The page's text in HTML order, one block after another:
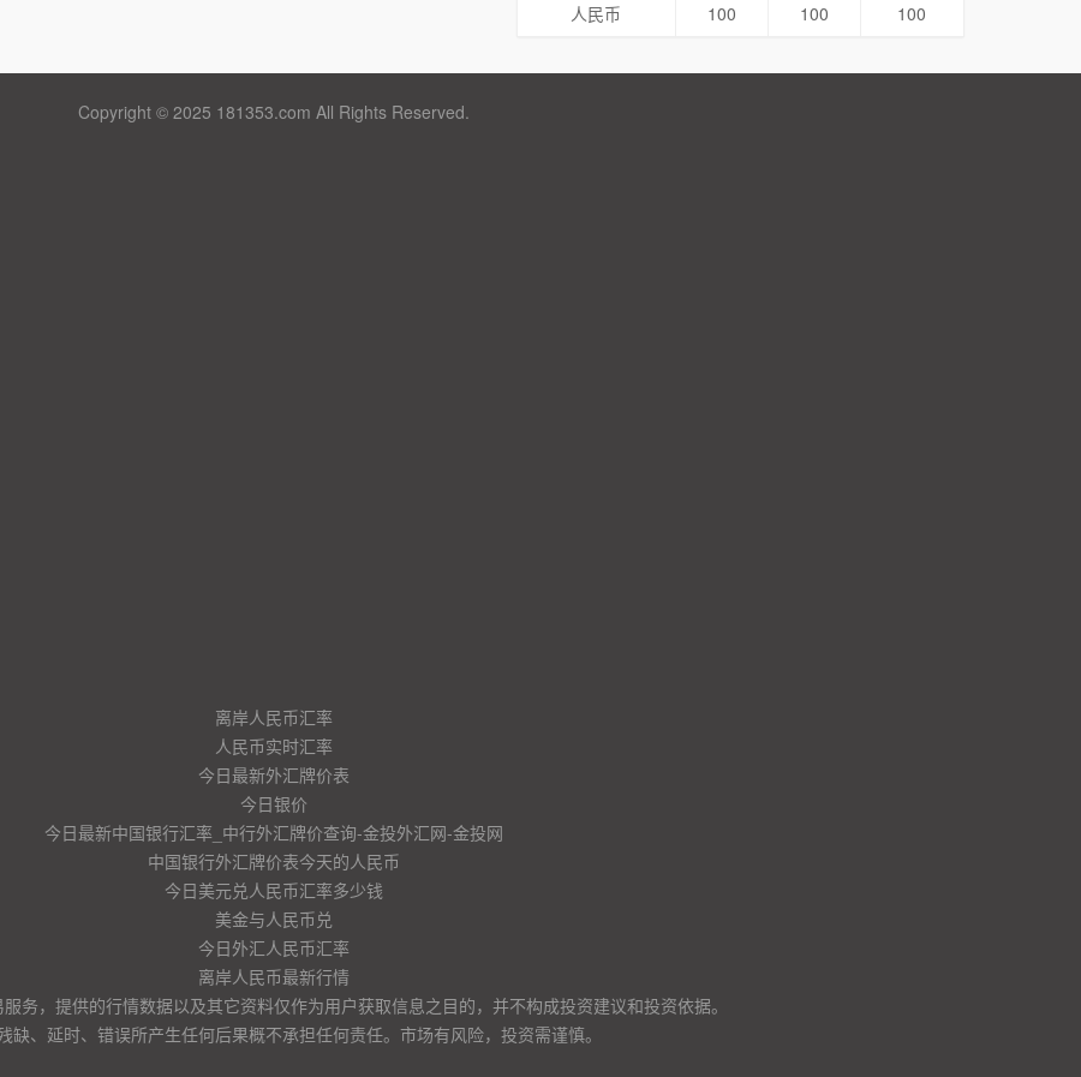
人民币
100 100 100
Copyright © 2025 181353.com All Rights Reserved.
离岸人民币汇率
人民币实时汇率
今日最新外汇牌价表
今日银价
今日最新中国银行汇率_中行外汇牌价查询-金投外汇网-金投网
中国银行外汇牌价表今天的人民币
今日美元兑人民币汇率多少钱
美金与人民币兑
今日外汇人民币汇率
离岸人民币最新行情
务，提供的行情数据以及其它资料仅作为用户获取信息之目的，并不构成投资建议和投资依据。
缺、延时、错误所产生任何后果概不承担任何责任。市场有风险，投资需谨慎。